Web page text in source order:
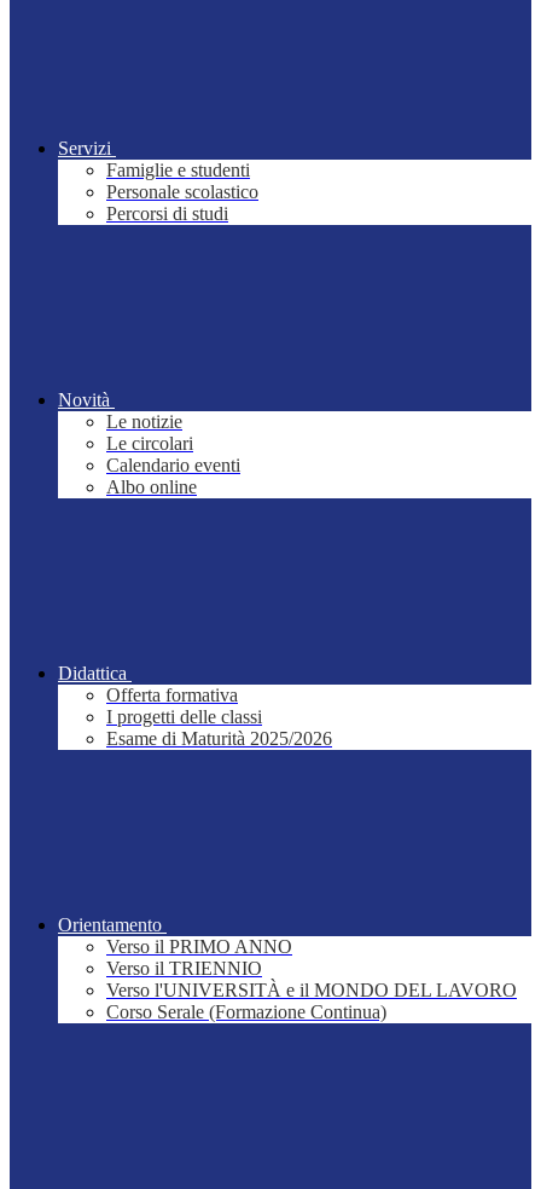
Servizi
Famiglie e studenti
Personale scolastico
Percorsi di studi
Novità
Le notizie
Le circolari
Calendario eventi
Albo online
Didattica
Offerta formativa
I progetti delle classi
Esame di Maturità 2025/2026
Orientamento
Verso il PRIMO ANNO
Verso il TRIENNIO
Verso l'UNIVERSITÀ e il MONDO DEL LAVORO
Corso Serale (Formazione Continua)